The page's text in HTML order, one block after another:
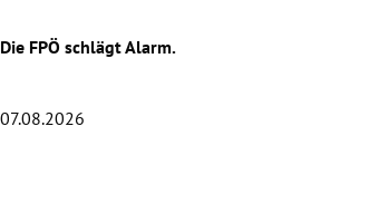
Die FPÖ schlägt Alarm.
07.08.2026